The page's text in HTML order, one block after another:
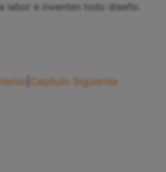
labor e inventen todo diseño.
Capítulo Siguiente